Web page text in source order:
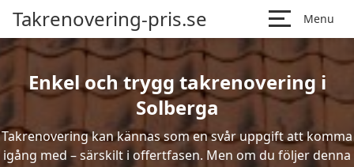
Takrenovering-pris.se Menu
Enkel och trygg takrenovering i
Solberga
Takrenovering kan kännas som en svår uppgift att komma
igång med – särskilt i offertfasen. Men om du följer denna